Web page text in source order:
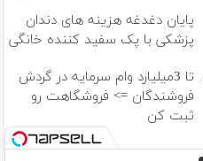
پایان دغدغه هزینه های دندان
پزشکی با پک سفید کننده خانگی
تا 3میلیارد وام سرمایه در گردش
فروشندگان => فروشگاهت رو
ثبت کن